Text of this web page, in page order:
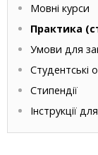
Мовні курси
Практика
Умови для
Студентські
Стипендії
Інструкції